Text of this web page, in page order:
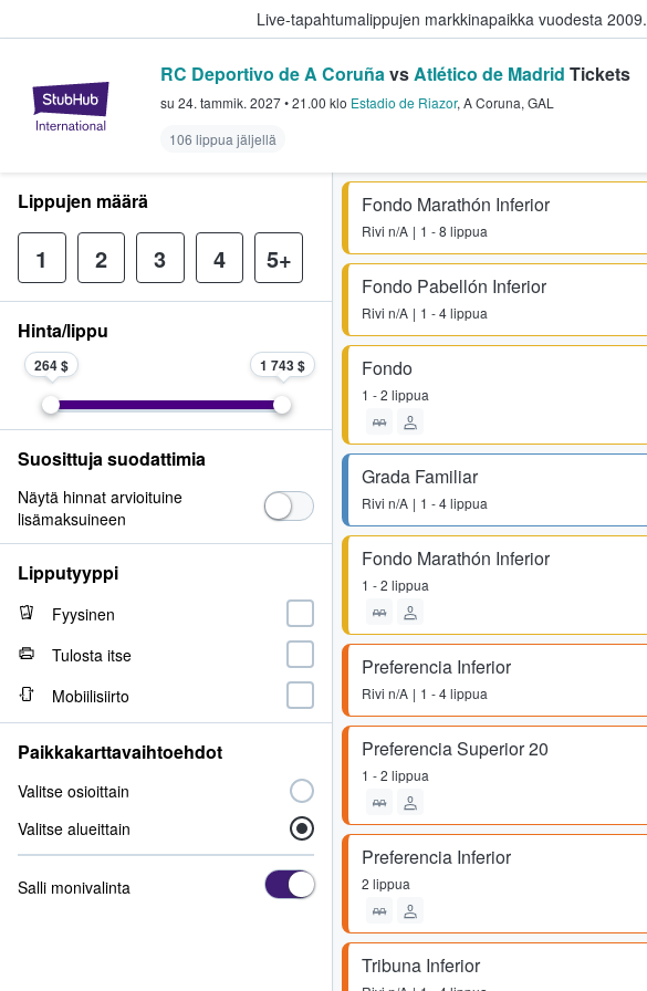
Live-tapahtumalippujen markkinapaikka vuodesta 2009.
StubHub - missä fanit ostavat ja myyvät lippuja
RC Deportivo de A CoruñavsAtlético de Madrid Tickets
su 24. tammik. 2027•21.00 klo Estadio de Riazor, A Coruna, GAL
106 lippua jäljellä
Fondo Marathón Inferior
Rivi n/A 1 - 8 lippua
Fondo Pabellón Inferior
Rivi n/A 1 - 4 lippua
Fondo
1 - 2 lippua
Grada Familiar
Rivi n/A 1 - 4 lippua
Fondo Marathón Inferior
1 - 2 lippua
Preferencia Inferior
Rivi n/A 1 - 4 lippua
Preferencia Superior 20
1 - 2 lippua
Preferencia Inferior
2 lippua
Tribuna Inferior
Lippujen määrä
1 2 3 4 5+
Hinta/lippu
264 $ 1 743 $
Suosittuja suodattimia
Näytä hinnat arvioituine
lisämaksuineen
Lipputyyppi
Fyysinen
Tulosta itse
Mobiilisiirto
Paikkakarttavaihtoehdot
Valitse osioittain
Valitse alueittain
Salli monivalinta